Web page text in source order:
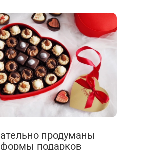
продуманы
формы подарков